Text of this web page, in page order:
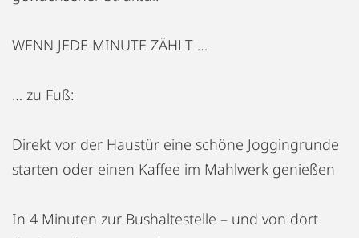
WENN JEDE MINUTE ZÄHLT …
… zu Fuß:
Direkt vor der Haustür eine schöne Joggingrunde
starten oder einen Kaffee im Mahlwerk genießen
In 4 Minuten zur Bushaltestelle – und von dort